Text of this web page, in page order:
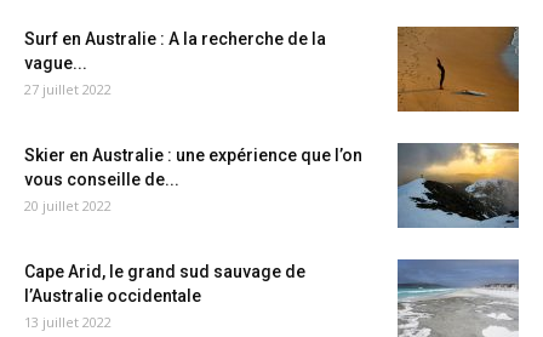
Surf en Australie : A la recherche de la
vague...
27 juillet 2022
Skier en Australie : une expérience que l’on
vous conseille de...
20 juillet 2022
Cape Arid, le grand sud sauvage de
l’Australie occidentale
13 juillet 2022